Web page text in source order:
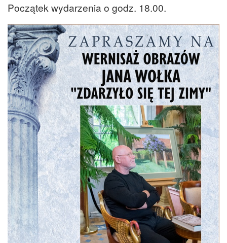
Początek wydarzenia o godz. 18.00.